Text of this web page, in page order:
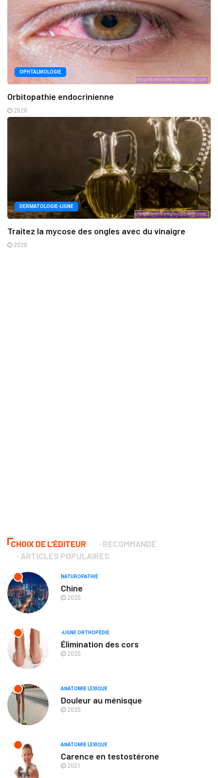
OPHTALMOLOGIE
Orbitopathie endocrinienne
2020
DERMATOLOGIE-LIGNE
Traitez la mycose des ongles avec du vinaigre
2020
CHOIX DE L'ÉDITEUR
RECOMMANDÉ
ARTICLES POPULAIRES
NATUROPATHIE
Chine
2020
-LIGNE ORTHOPÉDIE
Élimination des cors
2020
ANATOMIE LEXIQUE
Douleur au ménisque
2020
ANATOMIE LEXIQUE
Carence en testostérone
2021